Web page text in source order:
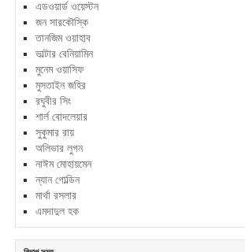
এডওয়ার্ড ওয়েস্টন
জন সারকৌস্কি
তানজিম ওয়াহাব
ভাল্টার বেনিয়ামিন
মুনেম ওয়াসিফ
মুসতাইন জহির
রঘুবীর সিং
শার্ল বোদলেয়ার
সুকুমার রায়
অলিভার লুগন
নাঈম মোহায়মেন
ন্যান গোল্ডিন
মার্থা রসলার
এমদাদুল হক